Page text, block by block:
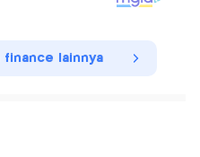
lainnya